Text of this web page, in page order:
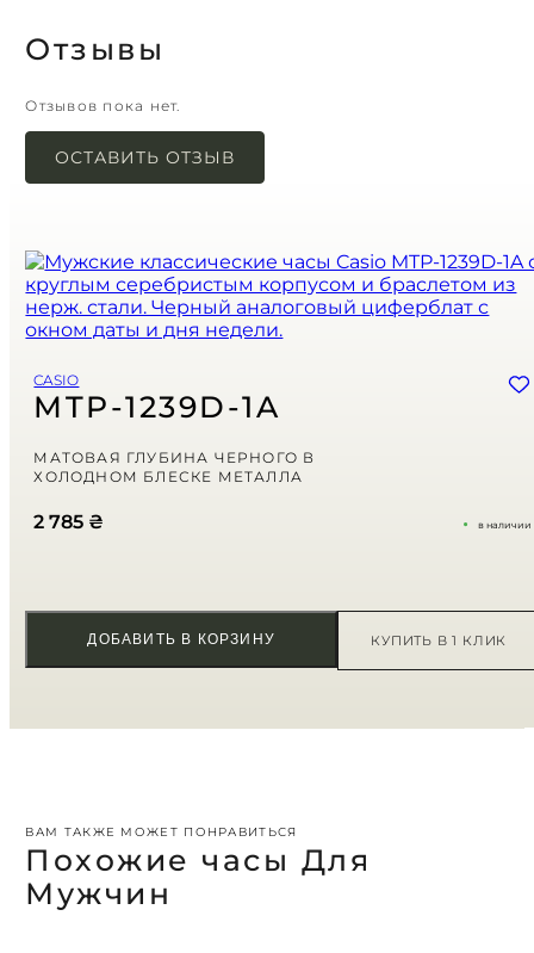
Отзывы
Отзывов пока нет.
ОСТАВИТЬ ОТЗЫВ
Имя*
Email*
последующих моих комментариев.
Ваш отзыв
CASIO
MTP-1239D-1A
МАТОВАЯ ГЛУБИНА ЧЕРНОГО В
ХОЛОДНОМ БЛЕСКЕ МЕТАЛЛА
2 785 ₴ в наличии
ДОБАВИТЬ В КОРЗИНУ КУПИТЬ В 1 КЛИК
ВАМ ТАКЖЕ МОЖЕТ ПОНРАВИТЬСЯ
Похожие часы Для
Мужчин